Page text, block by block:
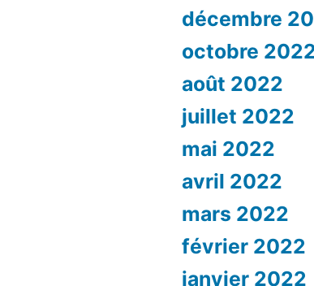
décembre
octobre
août 2022
juillet 2022
mai 2022
avril 2022
mars 2022
février 2022
janvier 2022